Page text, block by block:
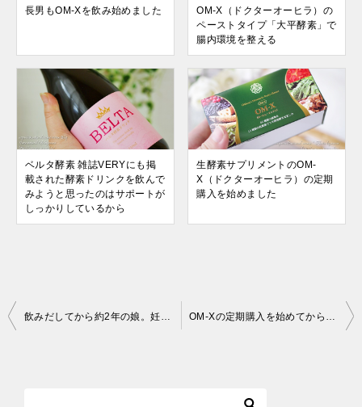
長男もOM-Xを飲み始めました
OM-X（ドクターオーヒラ）の
ペーストタイプ「大平酵素」で
腸内環境を整える
ベルタ酵素 雑誌VERYにも掲
載された酵素ドリンクを飲んで
みようと思ったのはサポートが
しっかりしているから
生酵素サプリメントのOM-
X（ドクターオーヒラ）の定期
購入を始めました
投